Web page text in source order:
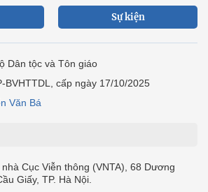
Sự kiện
Dân tộc và Tôn giáo
BVHTTDL, cấp ngày 17/10/2025
Văn Bá
Cục Viễn thông (VNTA), 68 Dương
Giấy, TP. Hà Nội.